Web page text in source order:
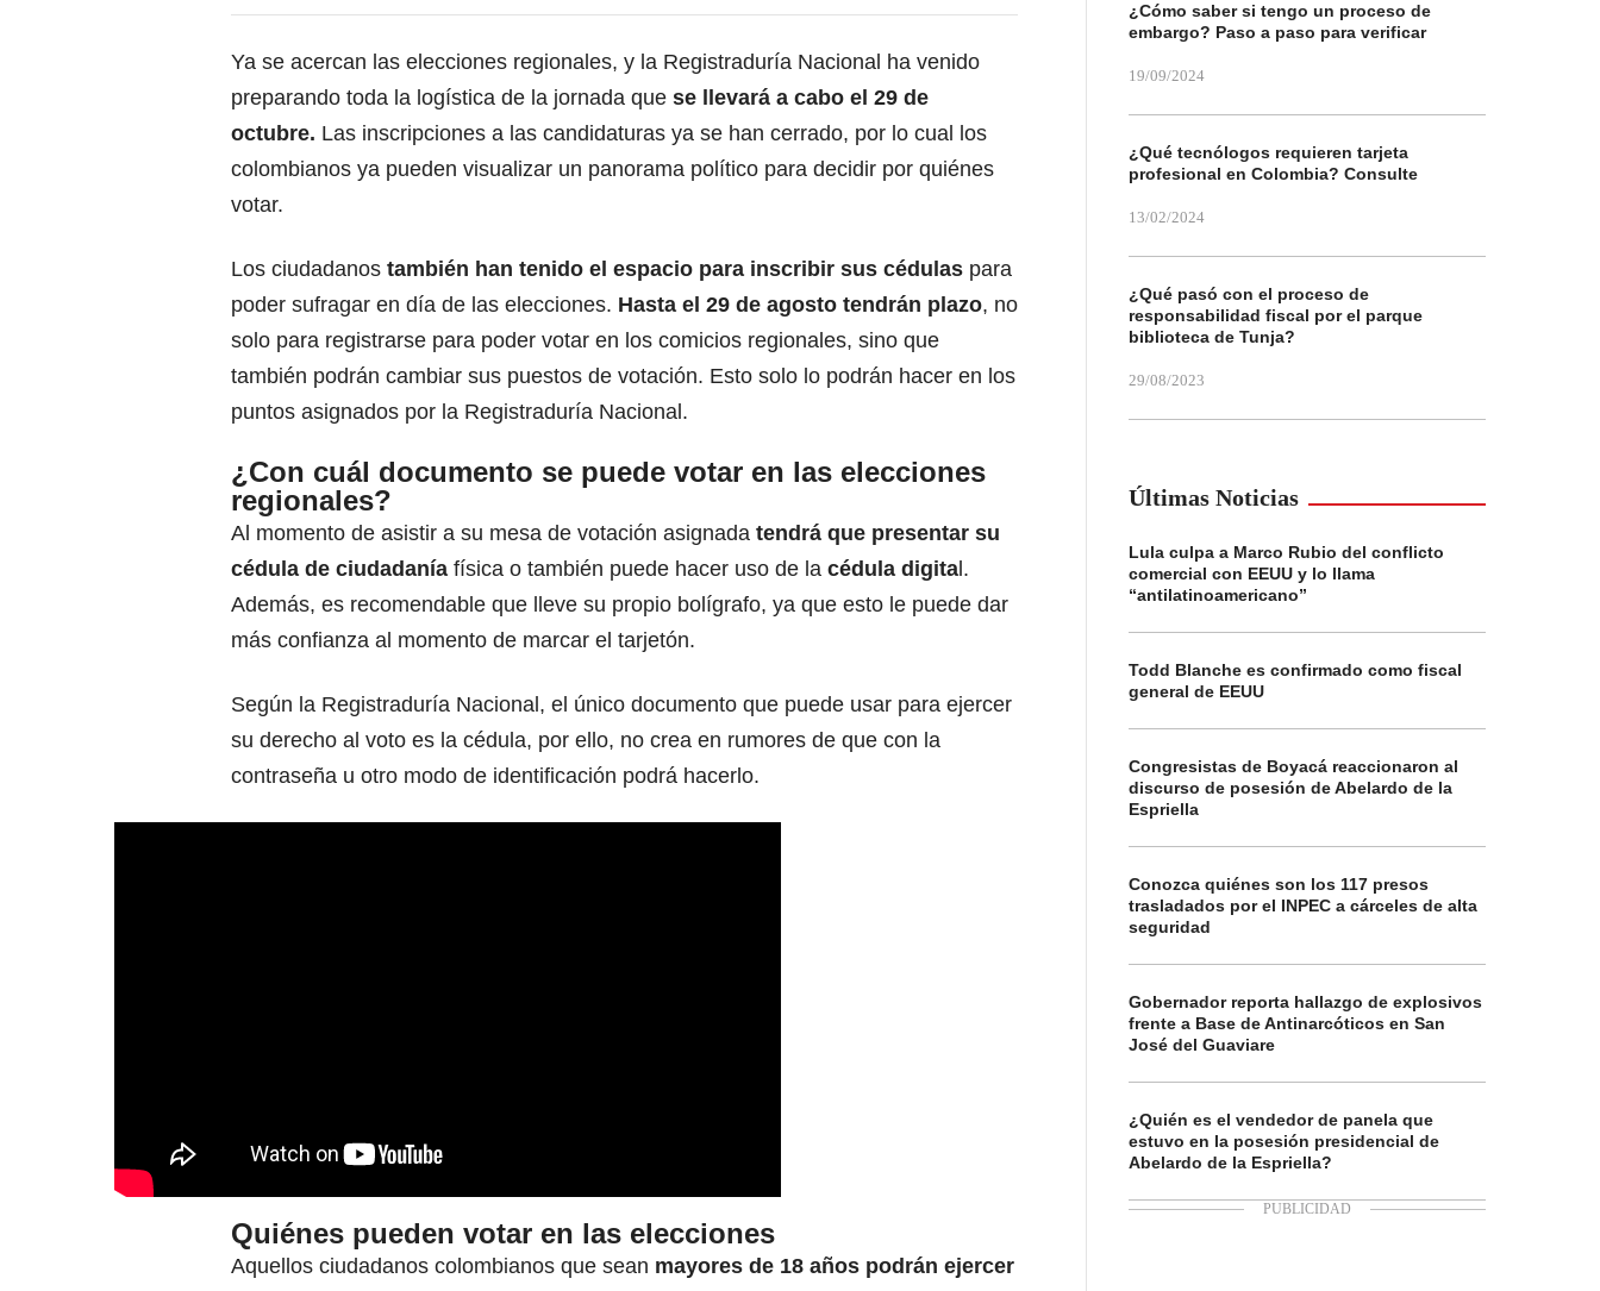
Ya se acercan las elecciones regionales, y la Registraduría Nacional ha venido
preparando toda la logística de la jornada que se llevará a cabo el 29 de
octubre. Las inscripciones a las candidaturas ya se han cerrado, por lo cual los
colombianos ya pueden visualizar un panorama político para decidir por quiénes
votar.
Los ciudadanos también han tenido el espacio para inscribir sus cédulas para
poder sufragar en día de las elecciones. Hasta el 29 de agosto tendrán plazo, no
solo para registrarse para poder votar en los comicios regionales, sino que
también podrán cambiar sus puestos de votación. Esto solo lo podrán hacer en los
puntos asignados por la Registraduría Nacional.
¿Con cuál documento se puede votar en las elecciones
regionales?
Al momento de asistir a su mesa de votación asignada tendrá que presentar su
cédula de ciudadanía física o también puede hacer uso de la cédula digita l.
Además, es recomendable que lleve su propio bolígrafo, ya que esto le puede dar
más confianza al momento de marcar el tarjetón.
Según la Registraduría Nacional, el único documento que puede usar para ejercer
su derecho al voto es la cédula, por ello, no crea en rumores de que con la
contraseña u otro modo de identificación podrá hacerlo.
Quiénes pueden votar en las elecciones
Aquellos ciudadanos colombianos que sean mayores de 18 años podrán ejercer
¿Cómo saber si tengo un proceso de
embargo? Paso a paso para verificar
19/09/2024
¿Qué tecnólogos requieren tarjeta
profesional en Colombia? Consulte
13/02/2024
¿Qué pasó con el proceso de
responsabilidad fiscal por el parque
biblioteca de Tunja?
29/08/2023
Últimas Noticias
Lula culpa a Marco Rubio del conflicto
comercial con EEUU y lo llama
“antilatinoamericano”
Todd Blanche es confirmado como fiscal
general de EEUU
Congresistas de Boyacá reaccionaron al
discurso de posesión de Abelardo de la
Espriella
Conozca quiénes son los 117 presos
trasladados por el INPEC a cárceles de alta
seguridad
Gobernador reporta hallazgo de explosivos
frente a Base de Antinarcóticos en San
José del Guaviare
¿Quién es el vendedor de panela que
estuvo en la posesión presidencial de
Abelardo de la Espriella?